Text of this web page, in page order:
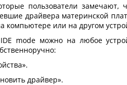
пользователи замечают,
драйвера материнской
компьютере или на другом
mode можно на любое
драйвер».